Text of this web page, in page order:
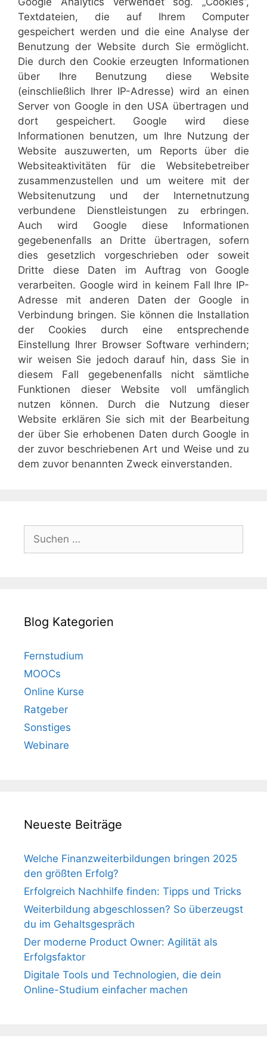
Textdateien, die auf Ihrem Computer
gespeichert werden und die eine Analyse der
Benutzung der Website durch Sie ermöglicht.
Die durch den Cookie erzeugten Informationen
über Ihre Benutzung diese Website
(einschließlich Ihrer IP-Adresse) wird an einen
Server von Google in den USA übertragen und
dort gespeichert. Google wird diese
Informationen benutzen, um Ihre Nutzung der
Website auszuwerten, um Reports über die
Websiteaktivitäten für die Websitebetreiber
zusammenzustellen und um weitere mit der
Websitenutzung und der Internetnutzung
verbundene Dienstleistungen zu erbringen.
Auch wird Google diese Informationen
gegebenenfalls an Dritte übertragen, sofern
dies gesetzlich vorgeschrieben oder soweit
Dritte diese Daten im Auftrag von Google
verarbeiten. Google wird in keinem Fall Ihre IP-
Adresse mit anderen Daten der Google in
Verbindung bringen. Sie können die Installation
der Cookies durch eine entsprechende
Einstellung Ihrer Browser Software verhindern;
wir weisen Sie jedoch darauf hin, dass Sie in
diesem Fall gegebenenfalls nicht sämtliche
Funktionen dieser Website voll umfänglich
nutzen können. Durch die Nutzung dieser
Website erklären Sie sich mit der Bearbeitung
der über Sie erhobenen Daten durch Google in
der zuvor beschriebenen Art und Weise und zu
dem zuvor benannten Zweck einverstanden.
nach:
Blog Kategorien
Fernstudium
MOOCs
Online Kurse
Ratgeber
Sonstiges
Webinare
Neueste Beiträge
Welche Finanzweiterbildungen bringen 2025
den größten Erfolg?
Erfolgreich Nachhilfe finden: Tipps und Tricks
Weiterbildung abgeschlossen? So überzeugst
du im Gehaltsgespräch
Der moderne Product Owner: Agilität als
Erfolgsfaktor
Digitale Tools und Technologien, die dein
Online-Studium einfacher machen